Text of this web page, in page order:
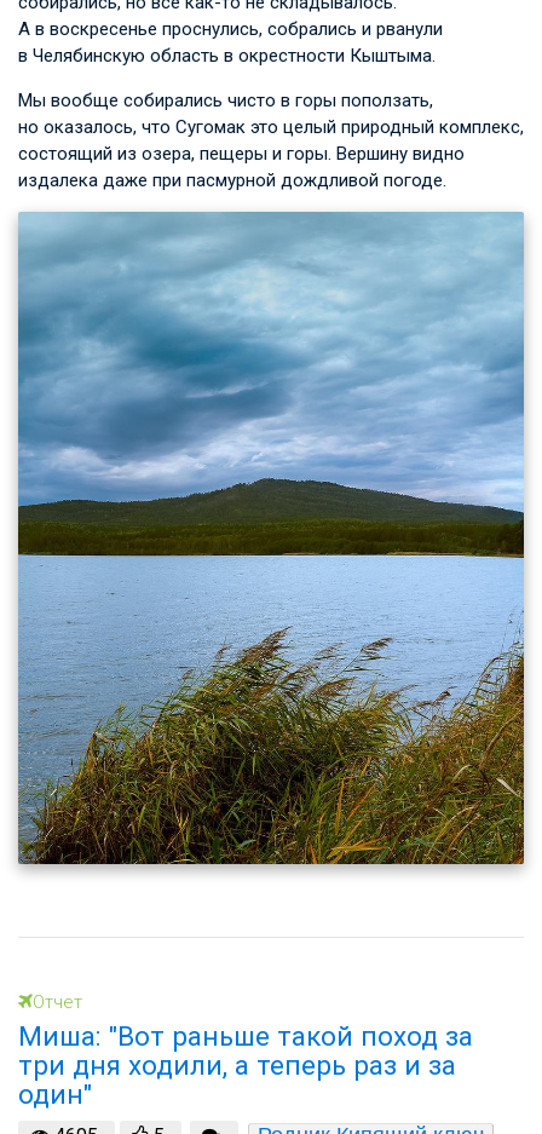
А в воскресенье проснулись, собрались и рванули
в Челябинскую область в окрестности Кыштыма.
Мы вообще собирались чисто в горы поползать,
но оказалось, что Сугомак это целый природный комплекс,
состоящий из озера, пещеры и горы. Вершину видно
издалека даже при пасмурной дождливой погоде.
Отчет
Миша: "Вот раньше такой поход за
три дня ходили, а теперь раз и за
один"